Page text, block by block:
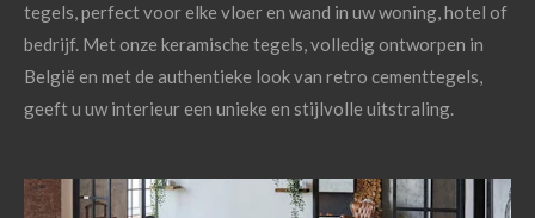
tegels, perfect voor elke vloer en wand in uw woning, hotel of
bedrijf. Met onze keramische tegels, volledig ontworpen in
België en met de authentieke look van retro cementtegels,
geeft u uw interieur een unieke en stijlvolle uitstraling.